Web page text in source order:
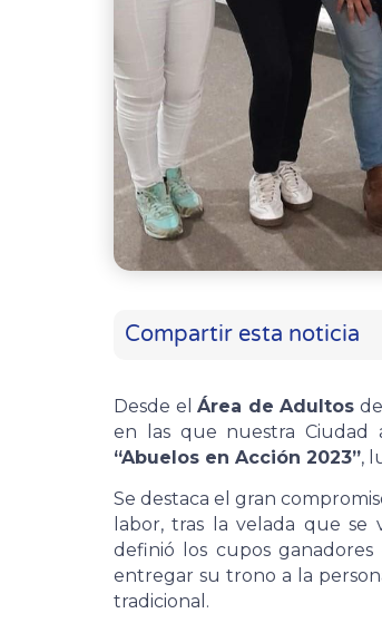
Compartir esta noticia
Desde el Área de Adultos
en las que nuestra Ciudad
“Abuelos en Acción 2023”,
Se destaca el gran
labor, tras la velada que
definió los cupos
entregar su trono a la
tradicional.